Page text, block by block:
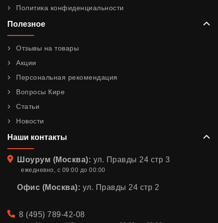
Политика конфиденциальности
Полезное
Отзывы на товары
Акции
Персональная рекомендация
Вопросы Кире
Статьи
Новости
Наши контакты
Адрес
Шоурум (Москва): ул. Правды 24 стр 3
ежедневно, с 09:00 до 00:00
Офис (Москва): ул. Правды 24 стр 2
Телефон
8 (495) 789-42-08